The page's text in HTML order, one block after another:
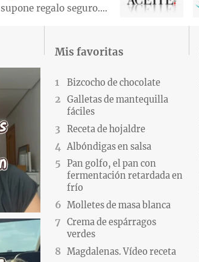
supone regalo seguro….
Mis favoritas
Bizcocho de chocolate
Galletas de mantequilla
fáciles
Receta de hojaldre
Albóndigas en salsa
Pan golfo, el pan con
fermentación retardada en
frío
Molletes de masa blanca
Crema de espárragos
verdes
Magdalenas. Vídeo receta